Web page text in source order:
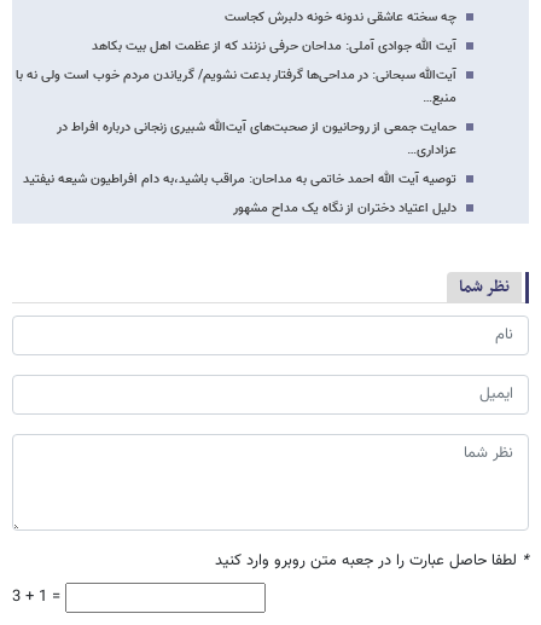
چه سخته عاشقی ندونه خونه دلبرش کجاست
آیت الله جوادی آملی: مداحان حرفی نزنند که از عظمت اهل بیت بکاهد
آیت‌الله سبحانی:‏ در مداحی‌ها گرفتار بدعت نشویم/ گریاندن مردم خوب است ولی نه با
منبع…
حمایت جمعی از روحانیون از صحبت‌های آیت‌الله شبیری زنجانی درباره افراط در
عزاداری…
توصیه آیت الله احمد خاتمی به مداحان: مراقب باشید،به دام افراطیون شیعه نیفتید
دلیل اعتیاد دختران از نگاه یک مداح مشهور
نظر شما
* لطفا حاصل عبارت را در جعبه متن روبرو وارد کنید
3 + 1 =